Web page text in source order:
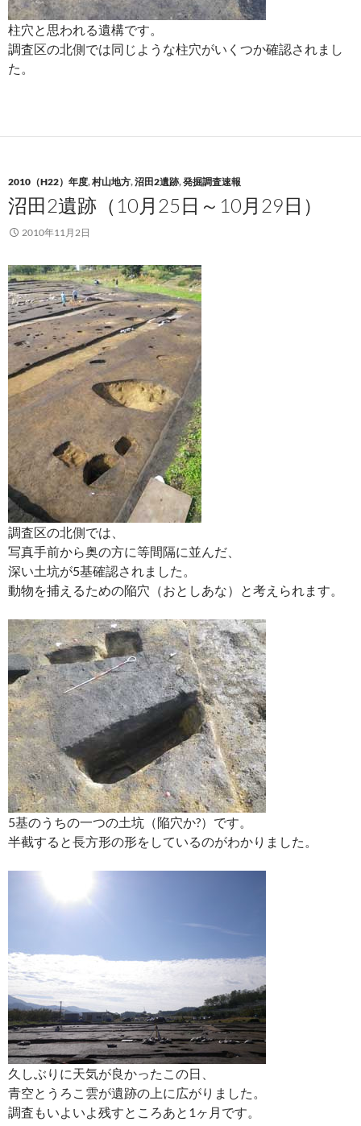
柱穴と思われる遺構です。
調査区の北側では同じような柱穴がいくつか確認されまし
た。
2010（H22）年度,村山地方,沼田2遺跡,発掘調査速報
沼田2遺跡（10月25日～10月29日）
2010年11月2日
調査区の北側では、
写真手前から奥の方に等間隔に並んだ、
深い土坑が5基確認されました。
動物を捕えるための陥穴（おとしあな）と考えられます。
5基のうちの一つの土坑（陥穴か?）です。
半截すると長方形の形をしているのがわかりました。
久しぶりに天気が良かったこの日、
青空とうろこ雲が遺跡の上に広がりました。
調査もいよいよ残すところあと1ヶ月です。